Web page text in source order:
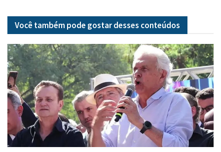
Você também pode gostar desses conteúdos